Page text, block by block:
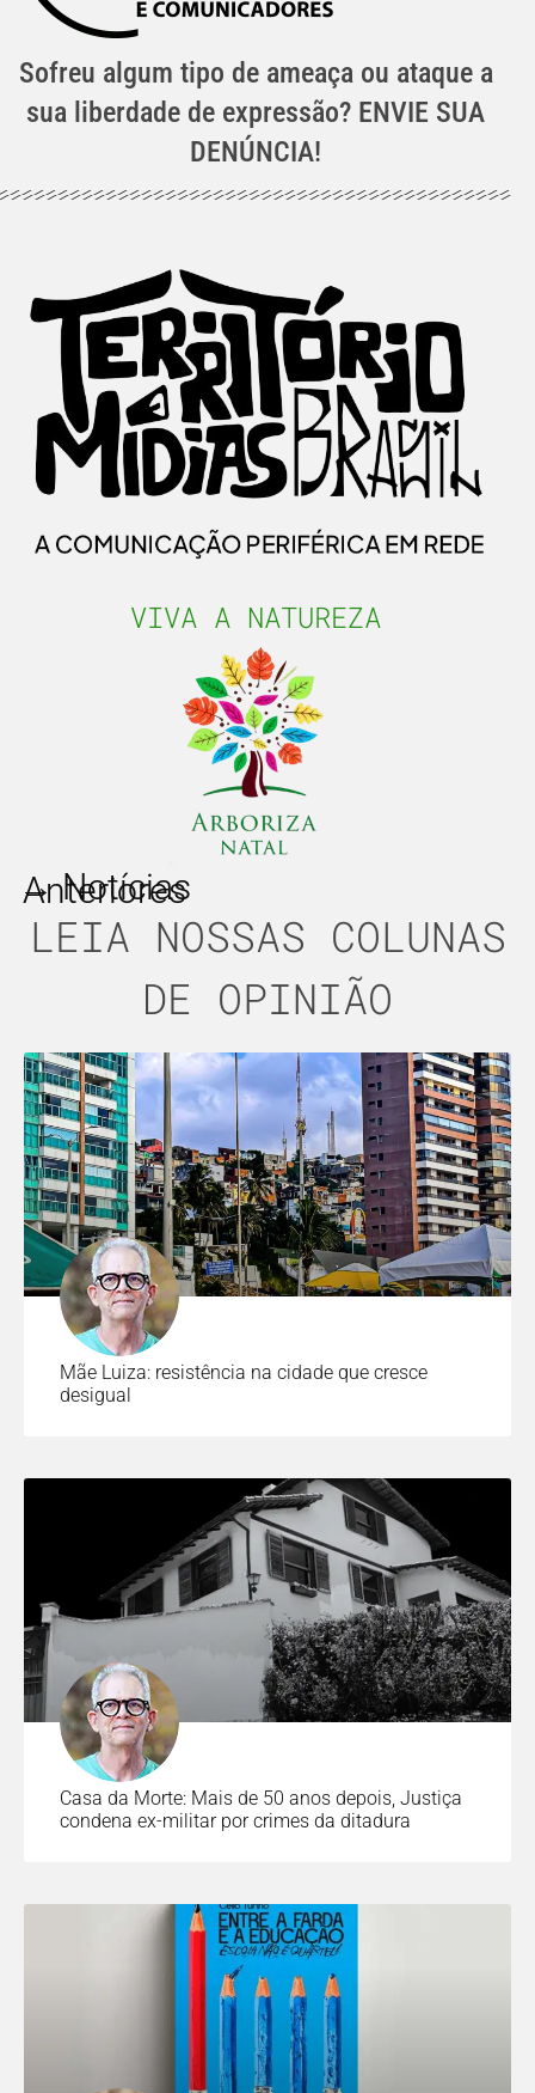
Sofreu algum tipo de ameaça ou ataque a
sua liberdade de expressão? ENVIE SUA
DENÚNCIA!
VIVA A NATUREZA
→ Notícias
Anteriores
LEIA NOSSAS COLUNAS
DE OPINIÃO
Mãe Luiza: resistência na cidade que cresce
desigual
Casa da Morte: Mais de 50 anos depois, Justiça
condena ex-militar por crimes da ditadura